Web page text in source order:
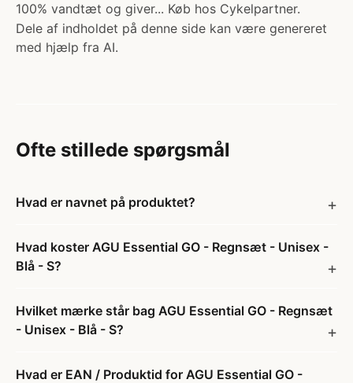
100% vandtæt og giver... Køb hos Cykelpartner.
Dele af indholdet på denne side kan være genereret
med hjælp fra AI.
Ofte stillede spørgsmål
Hvad er navnet på produktet?
Hvad koster AGU Essential GO - Regnsæt - Unisex -
Blå - S?
Hvilket mærke står bag AGU Essential GO - Regnsæt
- Unisex - Blå - S?
Hvad er EAN / Produktid for AGU Essential GO -